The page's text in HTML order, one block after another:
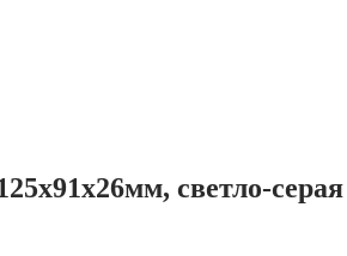
светло-серая